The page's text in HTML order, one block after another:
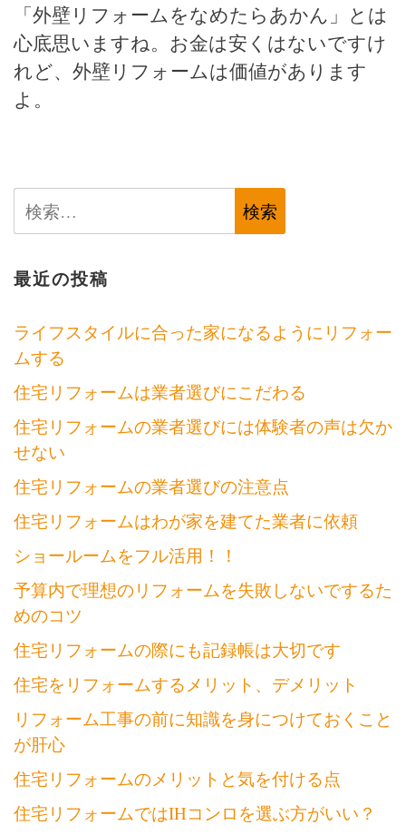
「外壁リフォームをなめたらあかん」とは
心底思いますね。お金は安くはないですけ
れど、外壁リフォームは価値があります
よ。
検
索:
最近の投稿
ライフスタイルに合った家になるようにリフォー
ムする
住宅リフォームは業者選びにこだわる
住宅リフォームの業者選びには体験者の声は欠か
せない
住宅リフォームの業者選びの注意点
住宅リフォームはわが家を建てた業者に依頼
ショールームをフル活用！！
予算内で理想のリフォームを失敗しないでするた
めのコツ
住宅リフォームの際にも記録帳は大切です
住宅をリフォームするメリット、デメリット
リフォーム工事の前に知識を身につけておくこと
が肝心
住宅リフォームのメリットと気を付ける点
住宅リフォームではIHコンロを選ぶ方がいい？